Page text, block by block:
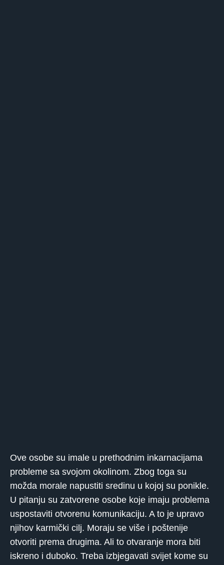
Ove osobe su imale u prethodnim inkarnacijama
probleme sa svojom okolinom. Zbog toga su
možda morale napustiti sredinu u kojoj su ponikle.
U pitanju su zatvorene osobe koje imaju problema
uspostaviti otvorenu komunikaciju. A to je upravo
njihov karmički cilj. Moraju se više i poštenije
otvoriti prema drugima. Ali to otvaranje mora biti
iskreno i duboko. Treba izbjegavati svijet kome su